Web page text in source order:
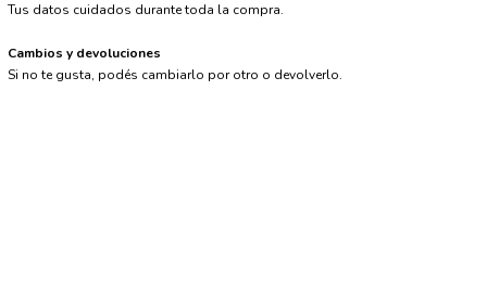
Tus datos cuidados durante toda la compra.
Cambios y devoluciones
Si no te gusta, podés cambiarlo por otro o devolverlo.